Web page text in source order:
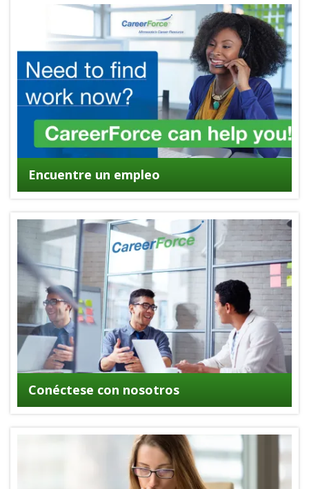
Encuentre un empleo
Conéctese con nosotros